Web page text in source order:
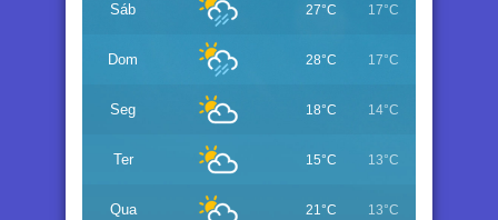
Sáb 27°C 17°C
Dom 28°C 17°C
Seg 18°C 14°C
Ter 15°C 13°C
Qua 21°C 13°C